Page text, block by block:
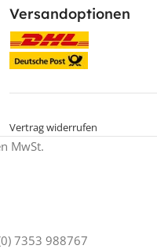
Versandoptionen
Vertrag widerrufen
MwSt.
7353 988767